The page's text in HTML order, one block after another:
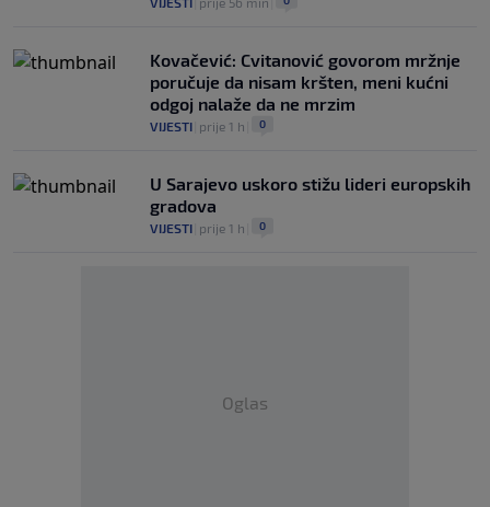
Kovačević: Cvitanović govorom mržnje
poručuje da nisam kršten, meni kućni
odgoj nalaže da ne mrzim
VIJESTI prije 1 h 0
U Sarajevo uskoro stižu lideri europskih
gradova
VIJESTI prije 1 h 0
Oglas